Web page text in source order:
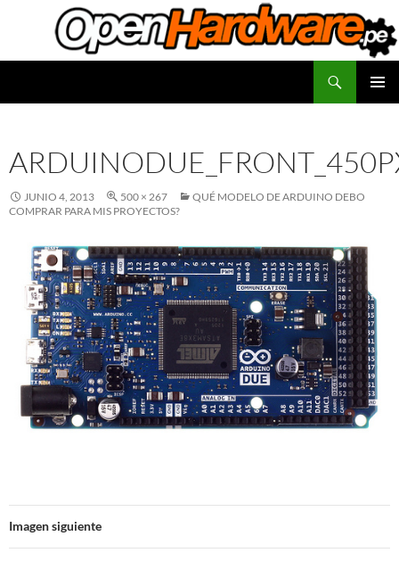
contenido
JUNIO 4, 2013 500 × 267
QUÉ MODELO DE ARDUINO DEBO
COMPRAR PARA MIS PROYECTOS?
Imagen siguiente